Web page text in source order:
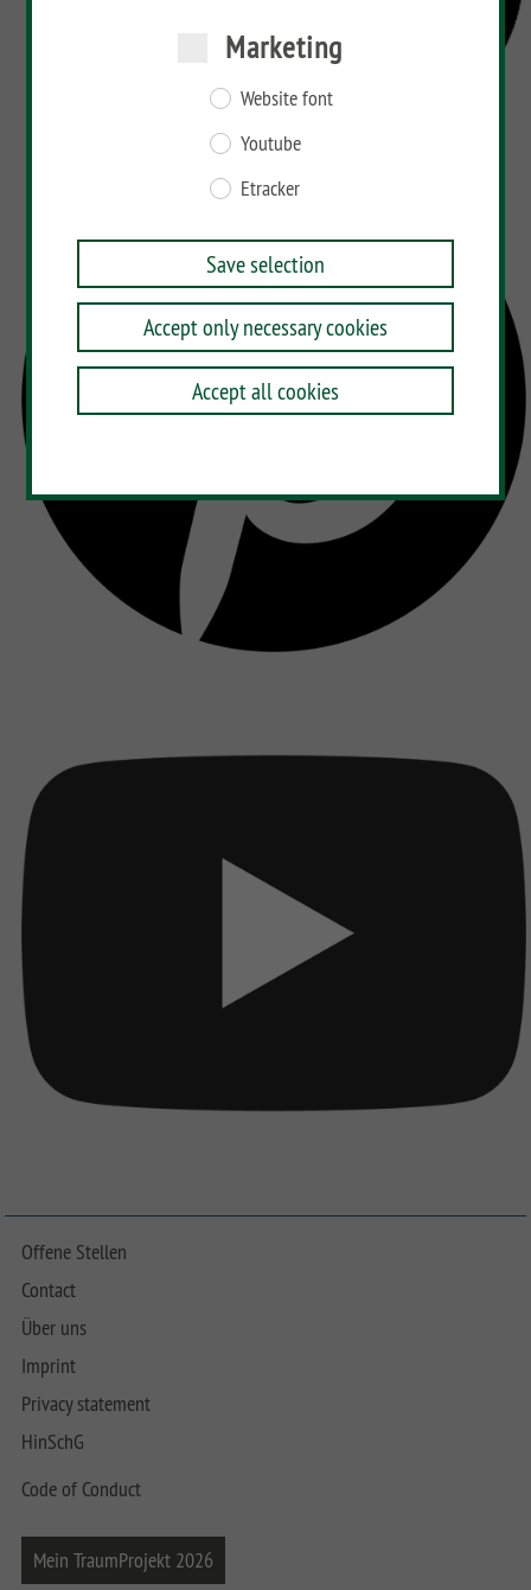
Marketing
Website font
Youtube
Etracker
Save selection
Accept only necessary cookies
Accept all cookies
Offene Stellen
Contact
Über uns
Imprint
Privacy statement
HinSchG
Code of Conduct
Mein TraumProjekt 2026